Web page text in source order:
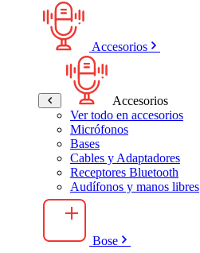
Accesorios
Accesorios
Ver todo en accesorios
Micrófonos
Bases
Cables y Adaptadores
Receptores Bluetooth
Audífonos y manos libres
Bose